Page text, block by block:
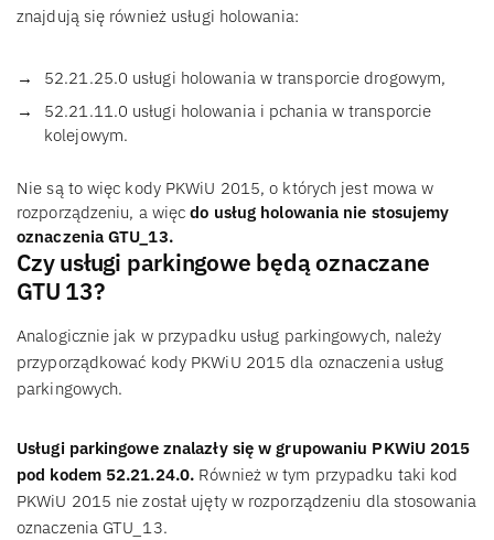
znajdują się również usługi holowania:
52.21.25.0 usługi holowania w transporcie drogowym,
52.21.11.0 usługi holowania i pchania w transporcie
kolejowym.
Nie są to więc kody PKWiU 2015, o których jest mowa w
rozporządzeniu, a więcdo usług holowania nie stosujemy
oznaczenia GTU_13.
Czy usługi parkingowe będą oznaczane
GTU 13?
Analogicznie jak w przypadku usług parkingowych, należy
przyporządkować kody PKWiU 2015 dla oznaczenia usług
parkingowych.
Usługi parkingowe znalazły się w grupowaniu PKWiU 2015
pod kodem 52.21.24.0. Również w tym przypadku taki kod
PKWiU 2015 nie został ujęty w rozporządzeniu dla stosowania
oznaczenia GTU_13.